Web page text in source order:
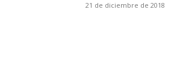
21 de diciembre de 2018